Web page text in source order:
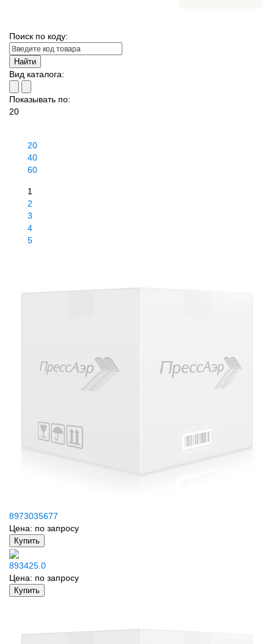
Поиск по коду:
Вид каталога:
Показывать по:
20
20
40
60
1
2
3
4
5
8973035677
Цена: по запросу
Купить
893425.0
Цена: по запросу
Купить